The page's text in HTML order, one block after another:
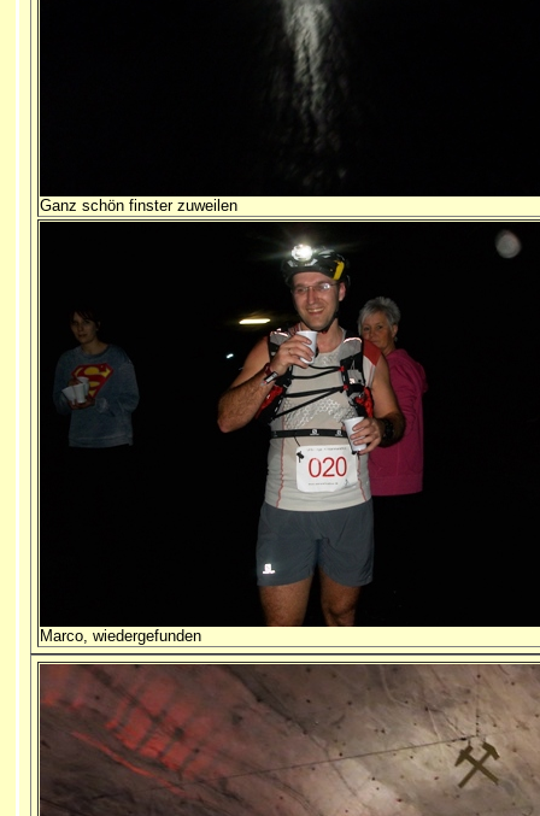
Ganz schön finster zuweilen
Marco, wiedergefunden